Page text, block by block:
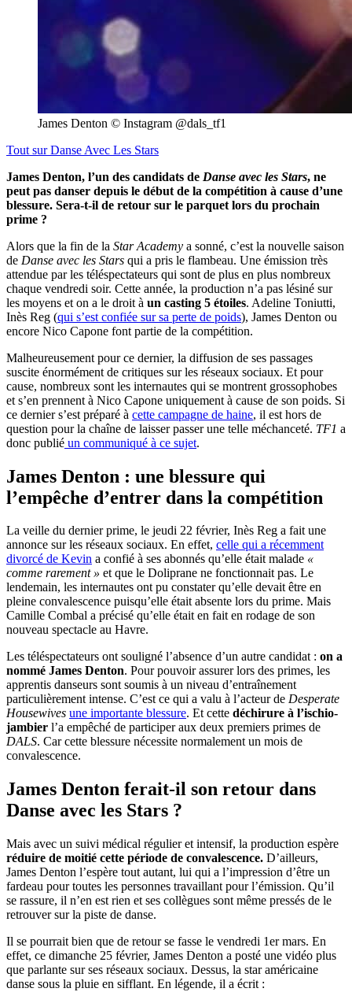
James Denton © Instagram @dals_tf1
Tout surDanse Avec Les Stars
James Denton, l’un des candidats de Danse avec les Stars, ne
peut pas danser depuis le début de la compétition à cause d’une
blessure. Sera-t-il de retour sur le parquet lors du prochain
prime ?
Alors que la fin de la Star Academy a sonné, c’est la nouvelle saison
de Danse avec les Stars qui a pris le flambeau. Une émission très
attendue par les téléspectateurs qui sont de plus en plus nombreux
chaque vendredi soir. Cette année, la production n’a pas lésiné sur
les moyens et on a le droit à un casting 5 étoiles. Adeline Toniutti,
Inès Reg (qui s’est confiée sur sa perte de poids), James Denton ou
encore Nico Capone font partie de la compétition.
Malheureusement pour ce dernier, la diffusion de ses passages
suscite énormément de critiques sur les réseaux sociaux. Et pour
cause, nombreux sont les internautes qui se montrent grossophobes
et s’en prennent à Nico Capone uniquement à cause de son poids. Si
ce dernier s’est préparé à cette campagne de haine, il est hors de
question pour la chaîne de laisser passer une telle méchanceté. TF1 a
donc publié un communiqué à ce sujet.
James Denton : une blessure qui
l’empêche d’entrer dans la compétition
La veille du dernier prime, le jeudi 22 février, Inès Reg a fait une
annonce sur les réseaux sociaux. En effet, celle qui a récemment
divorcé de Kevin a confié à ses abonnés qu’elle était malade «
comme rarement » et que le Doliprane ne fonctionnait pas. Le
lendemain, les internautes ont pu constater qu’elle devait être en
pleine convalescence puisqu’elle était absente lors du prime. Mais
Camille Combal a précisé qu’elle était en fait en rodage de son
nouveau spectacle au Havre.
Les téléspectateurs ont souligné l’absence d’un autre candidat : on a
nommé James Denton. Pour pouvoir assurer lors des primes, les
apprentis danseurs sont soumis à un niveau d’entraînement
particulièrement intense. C’est ce qui a valu à l’acteur de Desperate
Housewives une importante blessure. Et cette déchirure à l’ischio-
jambier l’a empêché de participer aux deux premiers primes de
DALS. Car cette blessure nécessite normalement un mois de
convalescence.
James Denton ferait-il son retour dans
Danse avec les Stars ?
Mais avec un suivi médical régulier et intensif, la production espère
réduire de moitié cette période de convalescence. D’ailleurs,
James Denton l’espère tout autant, lui qui a l’impression d’être un
fardeau pour toutes les personnes travaillant pour l’émission. Qu’il
se rassure, il n’en est rien et ses collègues sont même pressés de le
retrouver sur la piste de danse.
Il se pourrait bien que de retour se fasse le vendredi 1er mars. En
effet, ce dimanche 25 février, James Denton a posté une vidéo plus
que parlante sur ses réseaux sociaux. Dessus, la star américaine
danse sous la pluie en sifflant. En légende, il a écrit :